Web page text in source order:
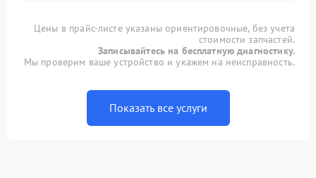
Цены в прайс-листе указаны ориентировочные, без учета
стоимости запчастей.
Записывайтесь на бесплатную диагностику.
Мы проверим ваше устройство и укажем на неисправность.
Показать все услуги